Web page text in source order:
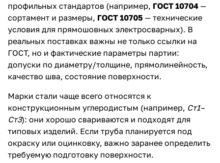
профильных стандартов (например, ГОСТ 10704 —
сортамент и размеры, ГОСТ 10705 — технические
условия для прямошовных электросварных). В
реальных поставках важны не только ссылки на
ГОСТ, но и фактические параметры партии:
допуски по диаметру/толщине, прямолинейность,
качество шва, состояние поверхности.
Марки стали чаще всего относятся к
конструкционным углеродистым (например, Ст1–
Ст3): они хорошо свариваются и подходят для
типовых изделий. Если труба планируется под
окраску или оцинковку, важно заранее определить
требуемую подготовку поверхности.